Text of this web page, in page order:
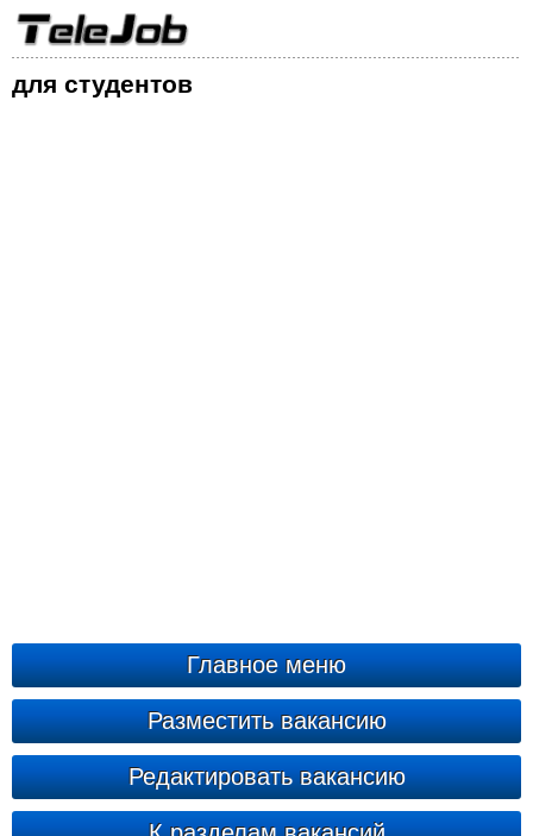
для студентов
Главное меню
Разместить вакансию
Редактировать вакансию